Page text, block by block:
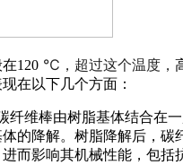
120 ℃，超过这个温度，
在以下几个方面：
纤维棒由树脂基体结合在
的降解。树脂降解后，碳
而影响其机械性能，包括